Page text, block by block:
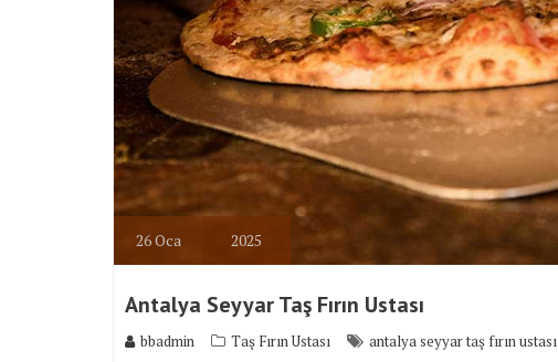
26Oca 2025
Antalya Seyyar Taş Fırın Ustası
bbadmin Taş Fırın Ustası antalya seyyar taş fırın ustası